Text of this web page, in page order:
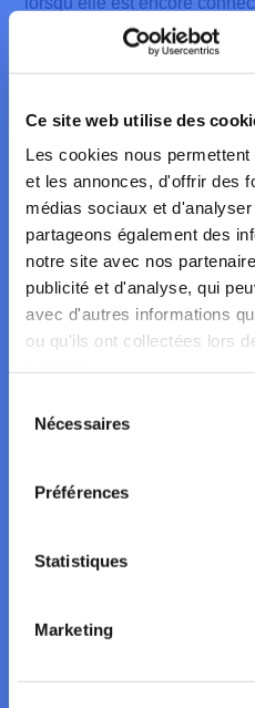
Ce site web utilise des
Les cookies nous
et les annonces, d'offrir des
médias sociaux et
partageons également des
notre site avec nos
publicité et d'analyse, qui
avec d'autres informations
ou qu'ils ont collectées lors
Nécessaires
Préférences
Statistiques
Marketing
recharge. De cette manière,
chauffage provient
Autres
16 juillet 2026